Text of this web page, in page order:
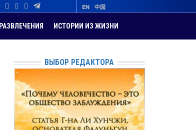
EN 中国
РАЗВЛЕЧЕНИЯ ИСТОРИИ ИЗ ЖИЗНИ
ВЫБОР РЕДАКТОРА